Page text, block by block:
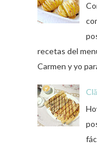
recetas del
Carmen y yo